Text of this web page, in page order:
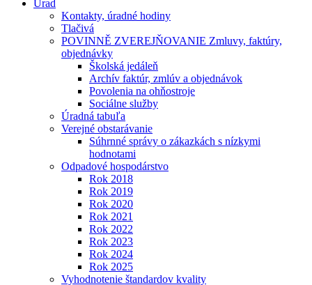
Úrad
Kontakty, úradné hodiny
Tlačivá
POVINNĚ ZVEREJŇOVANIE Zmluvy, faktúry,
objednávky
Školská jedáleň
Archív faktúr, zmlúv a objednávok
Povolenia na ohňostroje
Sociálne služby
Úradná tabuľa
Verejné obstarávanie
Súhrnné správy o zákazkách s nízkymi
hodnotami
Odpadové hospodárstvo
Rok 2018
Rok 2019
Rok 2020
Rok 2021
Rok 2022
Rok 2023
Rok 2024
Rok 2025
Vyhodnotenie štandardov kvality